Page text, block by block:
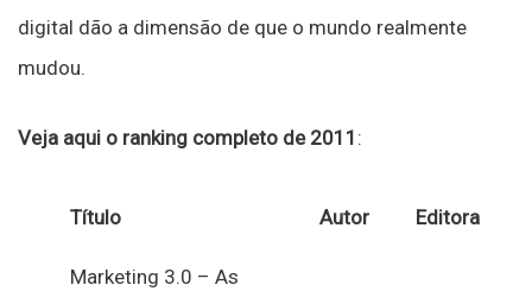
digital dão a dimensão de que o mundo realmente
mudou.
Veja aqui o ranking completo de 2011 :
Título Autor Editora
Marketing 3.0 – As